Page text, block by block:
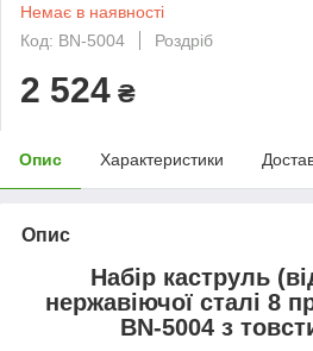
Немає в наявності
Код: BN-5004
Роздріб
2 524 ₴
Опис Характеристики
Опис
Набір каструль
нержавіючої сталі 8
BN-5004 з